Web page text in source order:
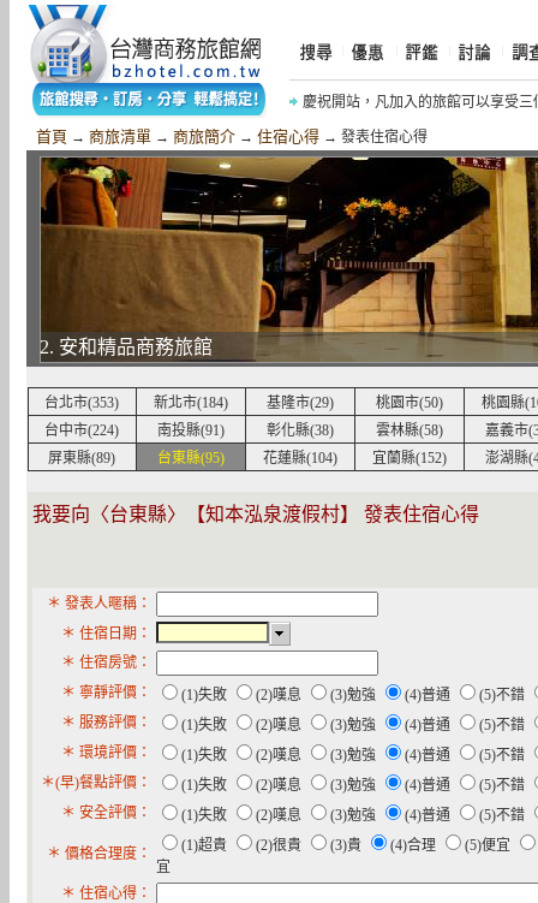
慶祝開站，凡加入的旅館可以享受
首頁 → 商旅清單 → 商旅簡介 → 住宿心得 → 發表住宿心得
2. 安和精品商務旅館
台北市(353) 新北市(184) 基隆市(29) 桃園市(50)
桃園縣
台中市(224)
南投縣(91) 彰化縣(38) 雲林縣(58)
嘉義市
屏東縣(89)
台東縣(95) 花蓮縣(104) 宜蘭縣(152) 澎湖縣
我要向〈台東縣〉【知本泓泉渡假村】 發表住宿心得
＊ 發表人暱稱：
＊ 住宿日期：
＊ 住宿房號：
＊ 寧靜評價：
(1)失敗 (2)嘆息 (3)勉強 (4)普通
(5)不錯
＊ 服務評價：
(1)失敗 (2)嘆息 (3)勉強 (4)普通
(5)不錯
＊ 環境評價：
(1)失敗 (2)嘆息 (3)勉強 (4)普通
(5)不錯
＊(早)餐點評價：
(1)失敗 (2)嘆息 (3)勉強 (4)普通
(5)不錯
＊ 安全評價：
(1)失敗 (2)嘆息 (3)勉強 (4)普通 (5)不錯
＊ 價格合理度： (1)超貴 (2)很貴 (3)貴 (4)合理
(5)便宜
宜
＊ 住宿心得：